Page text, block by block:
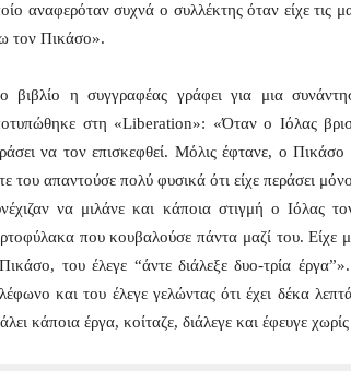
αναφερόταν συχνά ο συλλέκτης όταν είχε τις
τον Πικάσο».
βιβλίο η συγγραφέας γράφει για μια
στη «Liberation»: «Όταν ο Ιόλας
να τον επισκεφθεί. Μόλις έφτανε, ο Πικάσο
του απαντούσε πολύ φυσικά ότι είχε περάσει
να μιλάνε και κάποια στιγμή ο Ιόλας
που κουβαλούσε πάντα μαζί του. Είχε
του έλεγε “άντε διάλεξε δυο-τρία
και του έλεγε γελώντας ότι έχει δέκα
κάποια έργα, κοίταζε, διάλεγε και έφευγε